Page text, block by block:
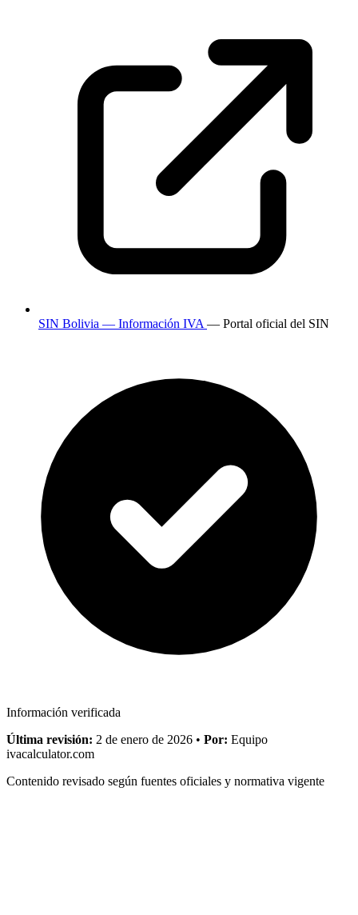
SIN Bolivia — Información IVA — Portal oficial del SIN
Información verificada
Última revisión: 2 de enero de 2026 • Por: Equipo
ivacalculator.com
Contenido revisado según fuentes oficiales y normativa vigente